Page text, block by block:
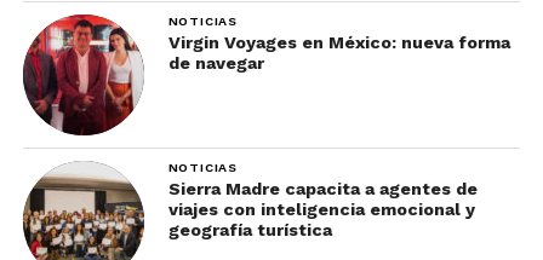
tenido gran importancia y utilidad principalmente
en el siglo XVII cuando lo sintético importado no
existía.
Conoce más en su página web.
¿Qué opinas de las
hermosas artesanías de
NOTICIAS
Virgin Voyages en México: nueva forma
de navegar
NOTICIAS
Sierra Madre capacita a agentes de
viajes con inteligencia emocional y
geografía turística